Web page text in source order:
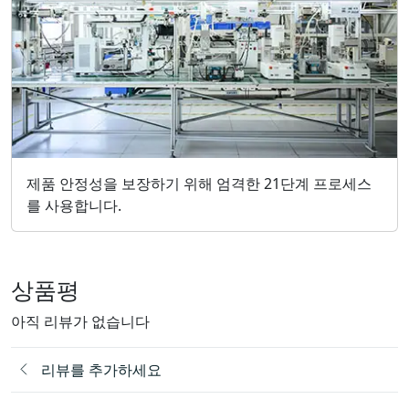
제품 안정성을 보장하기 위해 엄격한 21단계 프로세스
를 사용합니다.
상품평
아직 리뷰가 없습니다
리뷰를 추가하세요